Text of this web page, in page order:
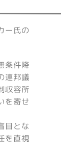
ー氏の
条件降
連邦議
収容所
を寄せ
目とな
を直視